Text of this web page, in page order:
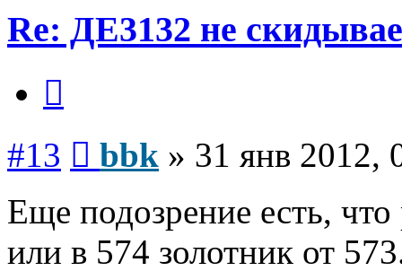
Re: ДЕ3132 не
#13 bbk » 31 янв 2012,
Еще подозрение есть,
или в 574 золотник от